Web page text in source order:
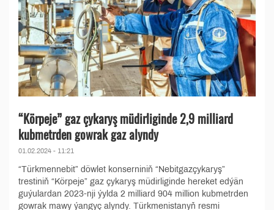
“Körpeje” gaz çykaryş müdirliginde 2,9 milliard
kubmetrden gowrak gaz alyndy
01.02.2024 - 11:21
“Türkmennebit” döwlet konserniniň “Nebitgazçykaryş”
trestiniň “Körpeje” gaz çykaryş müdirliginde hereket edýän
guýulardan 2023-nji ýylda 2 milliard 904 million kubmetrden
gowrak mawy ýangyç alyndy. Türkmenistanyň resmi